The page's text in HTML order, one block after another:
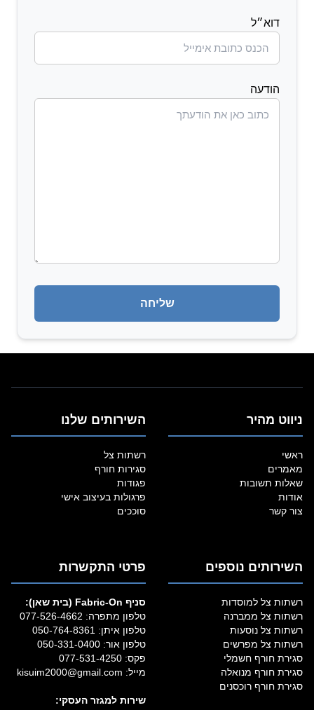
דוא״ל
הודעה
ניווט מהיר
ראשי
מאמרים
שאלות תשובות
אודות
צור קשר
השירותים שלנו
רשתות צל
סגירות חורף
פגודות
פרגולות בעיצוב אישי
סוככים
השירותים נוספים
רשתות צל למוסדות
רשתות צל ממברנה
רשתות צל נוסעות
רשתות צל מפרשים
סגירת חורף חשמלי
סגירת חורף מנואלה
סגירת חורף רוכסנים
פרטי התקשרות
סניף Fabric‑On (בית שאן):
טלפון מתפרה: 077-526-4662
טלפון איתן: 050-764-8361
טלפון אור: 050-331-0400
פקס: 077-531-4250
מייל: kisuim2000@gmail.com
שירות למגזר העסקי: